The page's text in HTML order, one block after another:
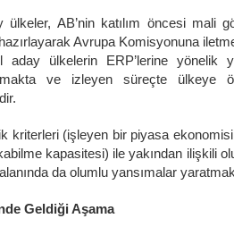
AB’nin katılım öncesi mali
Avrupa Komisyonuna
ülkelerin ERP’lerine yönelik
ve izleyen süreçte
kriterleri (işleyen bir piyasa
kapasitesi) ile yakından ilişkili
da olumlu yansımalar
Geldiği Aşama